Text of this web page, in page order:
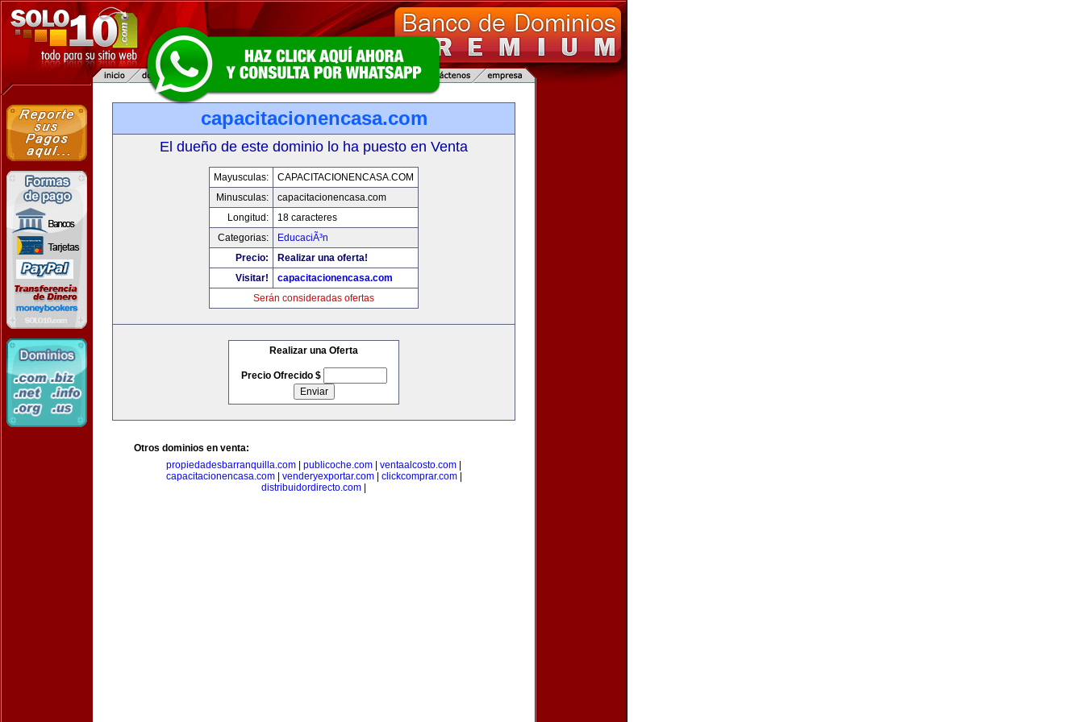
capacitacionencasa.com
El dueño de este dominio lo ha puesto en Venta
Mayusculas:
CAPACITACIONENCASA.COM
Minusculas:
capacitacionencasa.com
Longitud:
18 caracteres
Categorias:
EducaciÃ³n
Precio:
Realizar una oferta!
Visitar!
capacitacionencasa.com
Serán consideradas ofertas
Realizar una Oferta
Precio Ofrecido $
Otros dominios en venta:
propiedadesbarranquilla.com
publicoche.com ventaalcosto.com
capacitacionencasa.com| venderyexportar.com| clickcomprar.com|
distribuidordirecto.com